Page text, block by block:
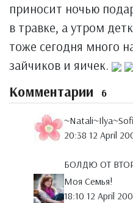
приносит ночью
в травке, а утром
тоже сегодня много
зайчиков и яичек.
Комментарии 6
20:38 12 April
БОЛДЮ ОТ
Моя Семья!
18:10 12 April